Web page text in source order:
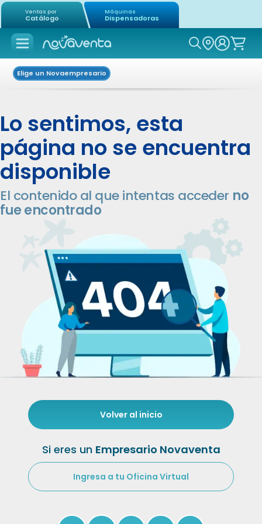
Ventas por
Catálogo
Máquinas
Dispensadoras
Icon of
Elige un Novaempresario
Lo sentimos, esta
página no se encuentra
disponible
El contenido al que intentas acceder no
fue encontrado
Volver al inicio
Si eres un Empresario Novaventa
Ingresa a tu Oficina Virtual